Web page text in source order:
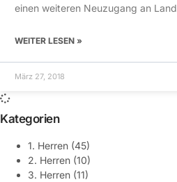
einen weiteren Neuzugang an Land
WEITER LESEN »
März 27, 2018
Kategorien
1. Herren (45)
2. Herren (10)
3. Herren (11)